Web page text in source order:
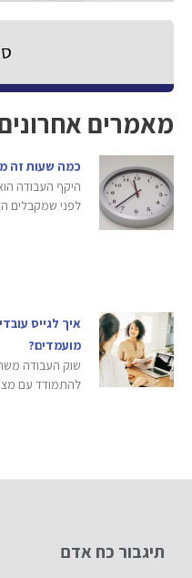
מאמרים
כמה שעות זה
היקף העבודה
לפני שמקבלים
איך לגייס
מועמדים?
שוק העבודה
להתמודד עם
תיגבור כח אדם